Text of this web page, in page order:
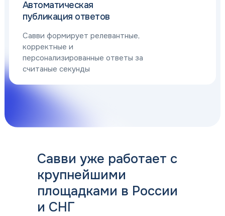
Автоматическая
публикация ответов
Савви формирует релевантные,
корректные и
персонализированные ответы за
считаные секунды
Савви уже работает с
крупнейшими
площадками в России
и СНГ